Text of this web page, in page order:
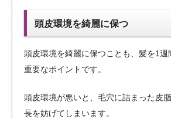
頭皮環境を綺麗に保つ
頭皮環境を綺麗に保つことも、髪を1週
重要なポイントです。
頭皮環境が悪いと、毛穴に詰まった皮
長を妨げてしまいます。